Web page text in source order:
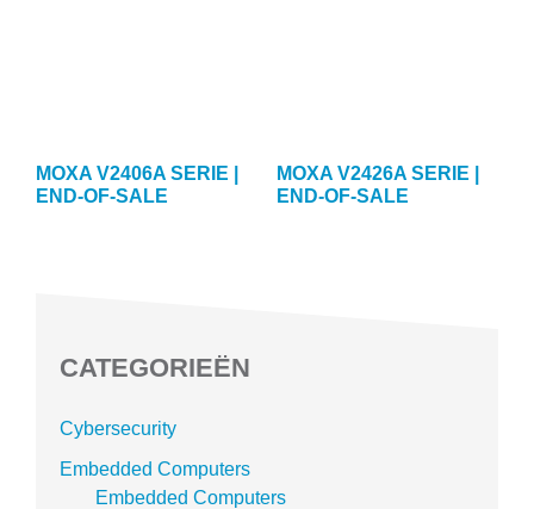
MOXA V2406A SERIE |
END-OF-SALE
MOXA V2426A SERIE |
END-OF-SALE
CATEGORIEËN
Cybersecurity
Embedded Computers
Embedded Computers